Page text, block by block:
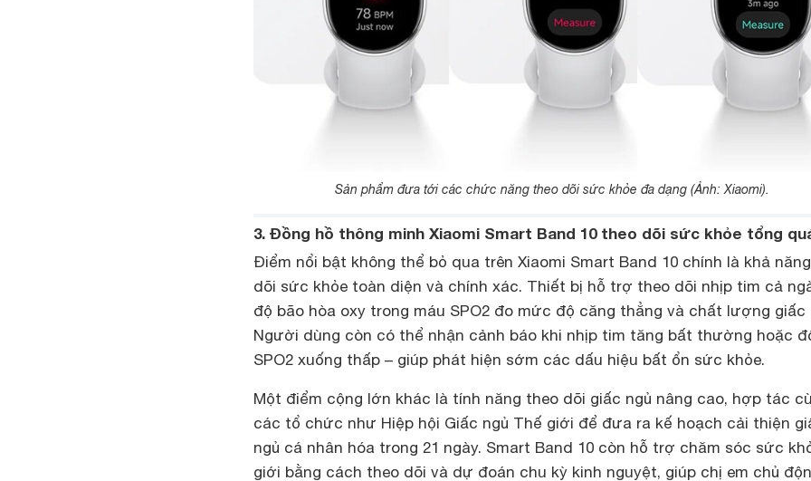
Sản phẩm đưa tới các chức năng theo dõi sức khỏe đa dạng (Ảnh: Xiaomi).
3. Đồng hồ thông minh Xiaomi Smart Band 10 theo dõi sức khỏe tổng
Điểm nổi bật không thể bỏ qua trên Xiaomi Smart Band 10 chính là khả
dõi sức khỏe toàn diện và chính xác. Thiết bị hỗ trợ theo dõi nhịp tim cả
độ bão hòa oxy trong máu SPO2 đo mức độ căng thẳng và chất lượng giấc
Người dùng còn có thể nhận cảnh báo khi nhịp tim tăng bất thường hoặc
SPO2 xuống thấp – giúp phát hiện sớm các dấu hiệu bất ổn sức khỏe.
Một điểm cộng lớn khác là tính năng theo dõi giấc ngủ nâng cao, hợp tác
các tổ chức như Hiệp hội Giấc ngủ Thế giới để đưa ra kế hoạch cải thiện
ngủ cá nhân hóa trong 21 ngày. Smart Band 10 còn hỗ trợ chăm sóc sức
giới bằng cách theo dõi và dự đoán chu kỳ kinh nguyệt, giúp chị em chủ